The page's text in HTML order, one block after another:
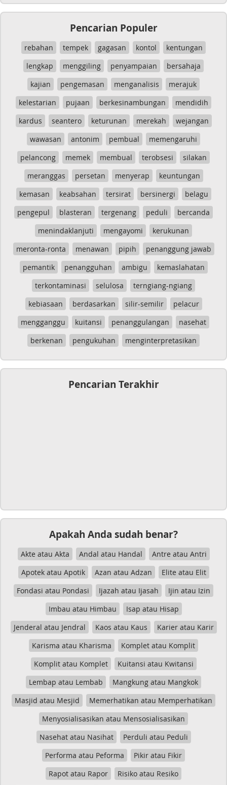
Pencarian Populer
rebahan tempek gagasan kontol
kentungan
lengkap
menggiling penyampaian
bersahaja
kajian
pengemasan menganalisis
merajuk
kelestarian
pujaan berkesinambungan
mendidih
kardus
seantero keturunan merekah
wejangan
wawasan
antonim pembual
memengaruhi
pelancong
memek membual terobsesi
silakan
meranggas
persetan menyerap
keuntungan
kemasan
keabsahan tersirat bersinergi
belagu
pengepul
blasteran tergenang peduli
bercanda
menindaklanjuti
mengayomi
kerukunan
meronta-ronta
menawan pipih
penanggung jawab
pemantik
penangguhan ambigu
kemaslahatan
terkontaminasi
selulosa
terngiang-ngiang
kebiasaan
berdasarkan silir-semilir
pelacur
mengganggu
kuitansi penanggulangan
nasehat
berkenan
pengukuhan menginterpretasikan
Pencarian Terakhir
Apakah Anda sudah benar?
Akte atau Akta Andal atau Handal
Antre atau Antri
Apotek atau Apotik
Azan atau Adzan
Elite atau Elit
Fondasi atau Pondasi
Ijazah atau Ijasah
Ijin atau Izin
Imbau atau Himbau
Isap atau Hisap
Jenderal atau Jendral
Kaos atau Kaus
Karier atau Karir
Karisma atau Kharisma
Komplet atau Komplit
Komplit atau Komplet
Kuitansi atau Kwitansi
Lembap atau Lembab
Mangkung atau Mangkok
Masjid atau Mesjid
Memerhatikan atau Memperhatikan
Menyosialisasikan atau Mensosialisasikan
Nasehat atau Nasihat
Perduli atau Peduli
Performa atau Peforma
Pikir atau Fikir
Rapot atau Rapor
Risiko atau Resiko